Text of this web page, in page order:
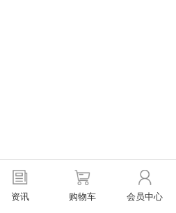
资讯 购物车 会员中心